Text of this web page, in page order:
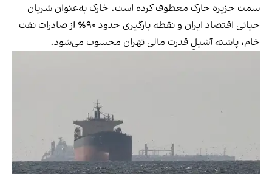
سمت جزیره خارک معطوف کرده است. خارک به‌عنوان شریان
حیاتی اقتصاد ایران و نقطه بارگیری حدود ۹۰٪ از صادرات نفت
خام، پاشنه آشیلِ قدرت مالی تهران محسوب می‌شود.